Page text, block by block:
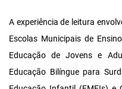
A experiência de leitura
Escolas Municipais de
Educação de Jovens e
Educação Bilíngue para